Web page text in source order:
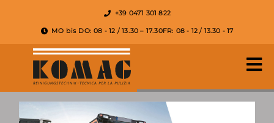
+39 0471 301 822
MO bis DO: 08 - 12 / 13.30 – 17.30FR: 08 - 12 / 13.30 - 17